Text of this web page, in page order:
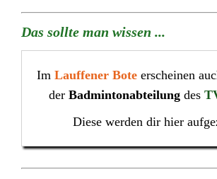
Das sollte man wissen ...
Im Lauffener Bote erscheinen
der Badmintonabteilung des
Diese werden dir hier